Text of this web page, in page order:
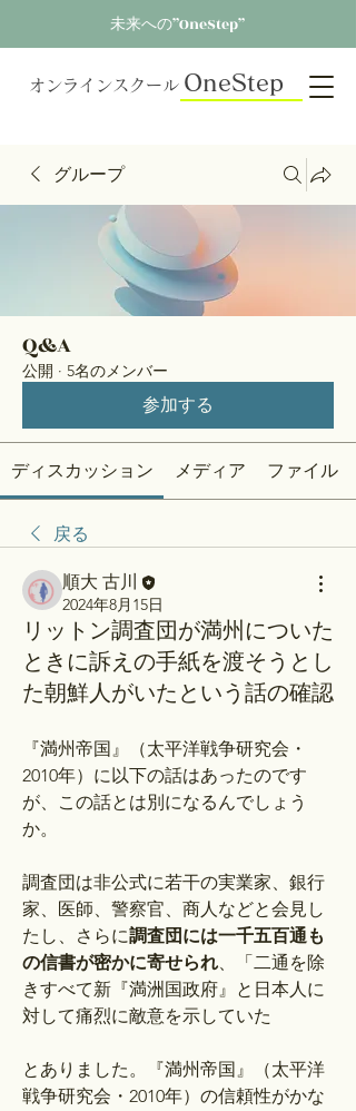
未来への”OneStep”
オンラインスクール OneStep
グループ
Q&A
公開 · 5名のメンバー
参加する
ディスカッション メディア ファイル
戻る
順大 古川
2024年8月15日
リットン調査団が満州についた
ときに訴えの手紙を渡そうとし
た朝鮮人がいたという話の確認
『満州帝国』（太平洋戦争研究会・
2010年）に以下の話はあったのです
が、この話とは別になるんでしょう
か。
調査団は非公式に若干の実業家、銀行
家、医師、警察官、商人などと会見し
たし、さらに調査団には一千五百通も
の信書が密かに寄せられ、「二通を除
きすべて新『満洲国政府』と日本人に
対して痛烈に敵意を示していた
とありました。『満州帝国』（太平洋
戦争研究会・2010年）の信頼性がかな